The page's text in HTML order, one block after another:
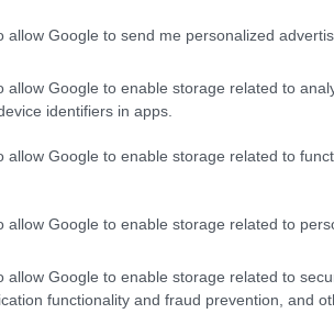
allow Google to send me personalized
allow Google to enable storage related to
identifiers in apps.
allow Google to enable storage related to
allow Google to enable storage related to
allow Google to enable storage related to
functionality and fraud prevention, and
is, a felület még hagy némi
a frissítés, így pedig könnyen
és olvasatlan kategóriákba a